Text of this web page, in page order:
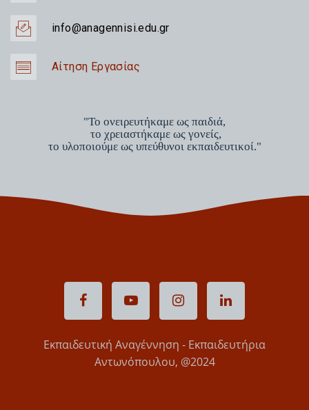
info@anagennisi.edu.gr
Αίτηση Εργασίας
"Το ονειρευτήκαμε ως παιδιά,
το χρειαστήκαμε ως γονείς,
το υλοποιούμε ως υπεύθυνοι εκπαιδευτικοί."
Εκπαιδευτική Αναγέννηση - Εκπαιδευτήρια
Αντωνόπουλου, @2024